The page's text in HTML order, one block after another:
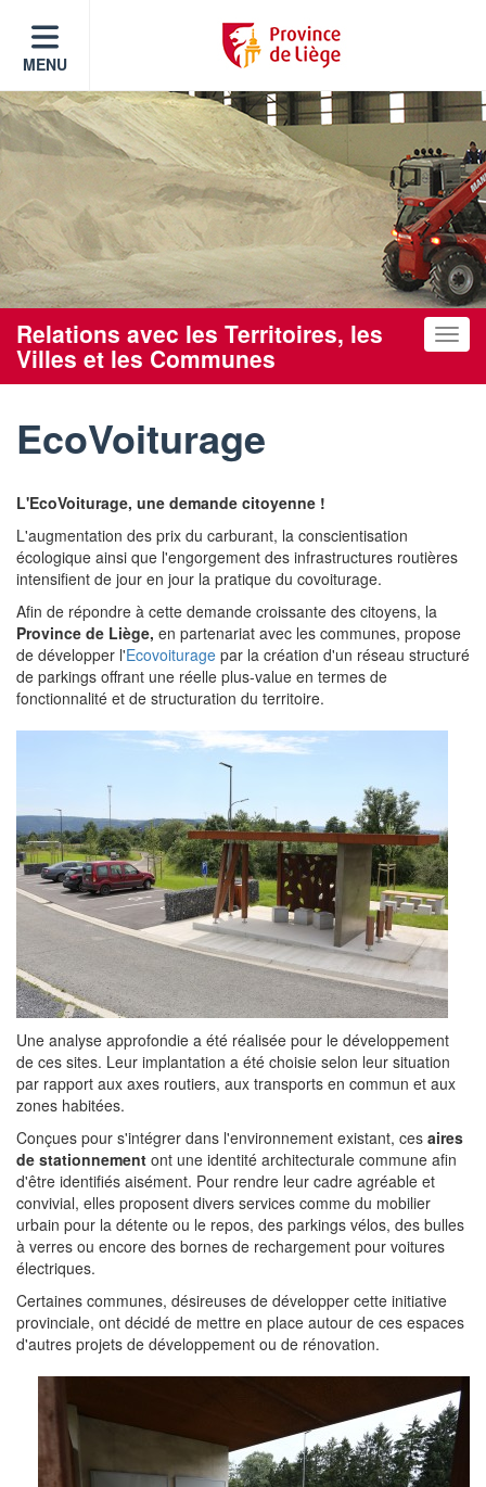
MENU
Relations avec les Territoires, les
Villes et les Communes
EcoVoiturage
L'EcoVoiturage, une demande citoyenne !
L'augmentation des prix du carburant, la conscientisation
écologique ainsi que l'engorgement des infrastructures routières
intensifient de jour en jour la pratique du covoiturage.
Afin de répondre à cette demande croissante des citoyens, la
Province de Liège, en partenariat avec les communes, propose
de développer l'Ecovoiturage par la création d'un réseau structuré
de parkings offrant une réelle plus-value en termes de
fonctionnalité et de structuration du territoire.
Une analyse approfondie a été réalisée pour le développement
de ces sites. Leur implantation a été choisie selon leur situation
par rapport aux axes routiers, aux transports en commun et aux
zones habitées.
Conçues pour s'intégrer dans l'environnement existant, ces aires
de stationnement ont une identité architecturale commune afin
d'être identifiés aisément. Pour rendre leur cadre agréable et
convivial, elles proposent divers services comme du mobilier
urbain pour la détente ou le repos, des parkings vélos, des bulles
à verres ou encore des bornes de rechargement pour voitures
électriques.
Certaines communes, désireuses de développer cette initiative
provinciale, ont décidé de mettre en place autour de ces espaces
d'autres projets de développement ou de rénovation.